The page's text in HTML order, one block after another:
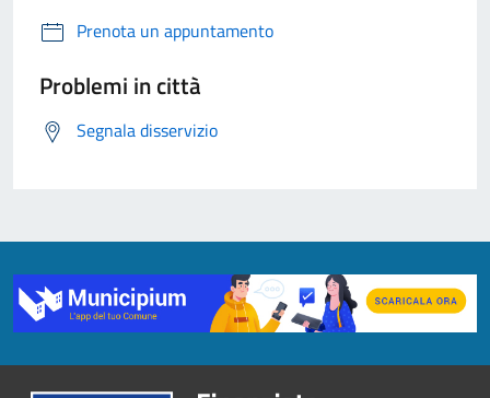
Prenota un appuntamento
Problemi in città
Segnala disservizio